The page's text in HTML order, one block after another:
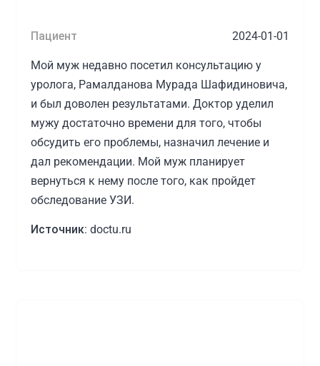
Пациент 2024-01-01
Мой муж недавно посетил консультацию у
уролога, Рамалданова Мурада Шафидиновича,
и был доволен результатами. Доктор уделил
мужу достаточно времени для того, чтобы
обсудить его проблемы, назначил лечение и
дал рекомендации. Мой муж планирует
вернуться к нему после того, как пройдет
обследование УЗИ.
Источник: doctu.ru